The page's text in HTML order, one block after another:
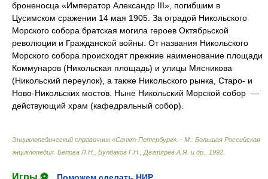
броненосца «Император Александр III», погибшим в
Цусимском сражении 14 мая 1905. За оградой Никольского
Морского собора братская могила героев Октябрьской
революции и Гражданской войны. От названия Никольского
Морского собора происходят прежние наименование площади
Коммунаров (Никольская площадь) и улицы Мясникова
(Никольский переулок), а также Никольского рынка, Старо- и
Ново-Никольских мостов. Ныне Никольский Морской собор —
действующий храм (кафедральный собор).
Энциклопедический справочник «Санкт-Петербург». - М.: Большая Российская
энциклопедия Белова Л.Н., Булдаков Г.Н., Дегтярев А.Я. и др. 1992
Игры ⚽